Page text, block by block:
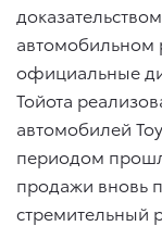
автомобильном
официальные
Тойота
автомобилей
периодом
продажи вновь
стремительный